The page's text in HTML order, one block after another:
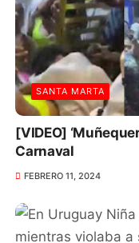
SANTA MARTA
[VIDEO]
Carnaval
FEBRERO 11, 2024